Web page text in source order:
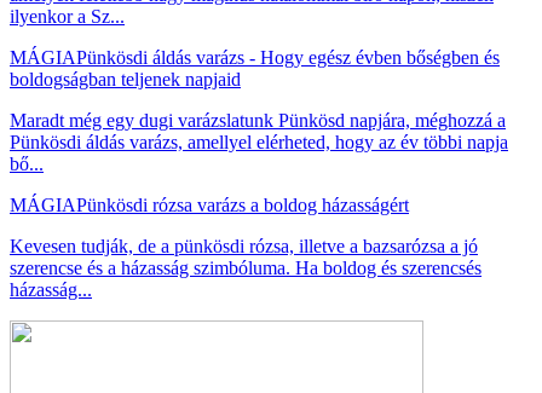
ilyenkor a Sz...
MÁGIAPünkösdi áldás varázs - Hogy egész évben bőségben és
boldogságban teljenek napjaid
Maradt még egy dugi varázslatunk Pünkösd napjára, méghozzá a
Pünkösdi áldás varázs, amellyel elérheted, hogy az év többi napja
bő...
MÁGIAPünkösdi rózsa varázs a boldog házasságért
Kevesen tudják, de a pünkösdi rózsa, illetve a bazsarózsa a jó
szerencse és a házasság szimbóluma. Ha boldog és szerencsés
házasság...